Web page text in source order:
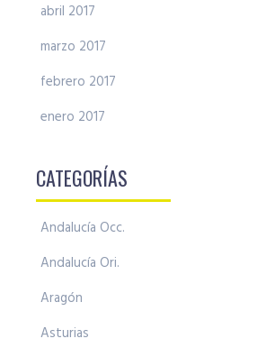
abril 2017
marzo 2017
febrero 2017
enero 2017
CATEGORÍAS
Andalucía Occ.
Andalucía Ori.
Aragón
Asturias